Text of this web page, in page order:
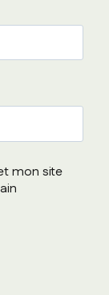
mon site